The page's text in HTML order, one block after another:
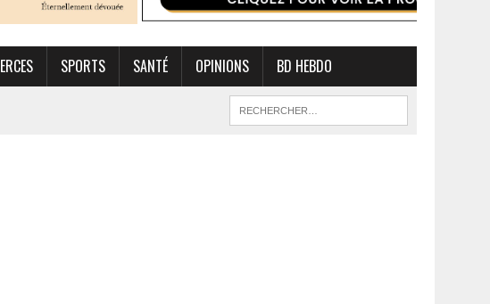
SPORTS SANTÉ OPINIONS BD HEBDO